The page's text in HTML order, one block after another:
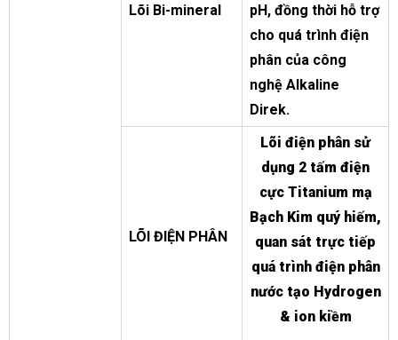
Lõi Bi-mineral
pH, đồng thời hỗ trợ
cho quá trình điện
phân của công
nghệ Alkaline
Direk.
LÕI ĐIỆN PHÂN
Lõi điện phân sử
dụng 2 tấm điện
cực Titanium mạ
Bạch Kim quý hiếm,
quan sát trực tiếp
quá trình điện phân
nước tạo Hydrogen
& ion kiềm